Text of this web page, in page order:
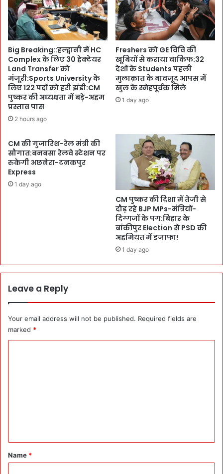
ले
,
`
उ
त्त
रा
खं
ड
में
वे
ल
की
अ
पा
र
सं
p
p
e
r
S
t
u
d
e
n
t
D
M
-
S
मि
गा
का
म
ना
जा
Big Breaking::हल्द्वानी में HC
Complex के लिए 30 हेक्टेयर
Land Transfer को
मंजूरी:Sports University के
लिए 122 पदों को हरी झंडी:CM
पुष्कर की अध्यक्षता में बड़े-अहम
प्रस्ताव पास
2 hours ago
Freshers को GE विवि की
खूबियों से कराया वाकिफ:32
देशों के Students पहली
मुलाक़ात के बावजूद आपस में
खुल के स्नेहपूर्वक मिले
1 day ago
CM की गुजारिश-रेल मंत्री की
सौगात:बनबसा रेलवे स्टेशन पर
रुकेगी अछनेरा-टनकपुर
Express
1 day ago
CM पुष्कर की दिशा में तेजी से
दौड़ रहे BJP MPs-मंत्रियों-
दिग्गजों के पग:बिहार के
बांकीपुर Election से PSD की
अहमियत में इजाफा!
1 day ago
Leave a Reply
Your email address will not be published. Required fields are
marked *
*
Name *